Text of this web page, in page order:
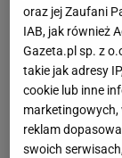
oraz jej Zaufani
IAB, jak również
Gazeta.pl sp. z
takie jak adresy
cookie lub inne
marketingowych,
reklam
swoich